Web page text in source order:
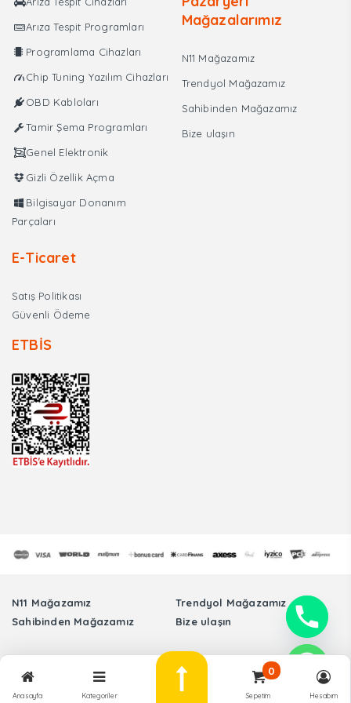
Anasayfa Kategoriler
0
Sepetim Hesabım
ve
Güç
Destek
Arıza Tespit Programları
Programlama Cihazları
Chip Tuning Yazılım Cihazları
OBD Kabloları
Tamir Şema Programları
Genel Elektronik
Gizli Özellik Açma
Bilgisayar Donanım
Parçaları
Mağazalarımız
N11 Mağazamız
Trendyol Mağazamız
Sahibinden Mağazamız
Bize ulaşın
E-Ticaret
Satış Politikası
Güvenli Ödeme
ETBİS
N11 Mağazamız
Trendyol Mağazamız
Sahibinden Mağazamız
Bize ulaşın
Tüm Hakları Saklıdır. © Sinmer Otomotiv Elektronik Sanayi Ticaret Limited
Şirketi Arıza Tespit Cihazları -